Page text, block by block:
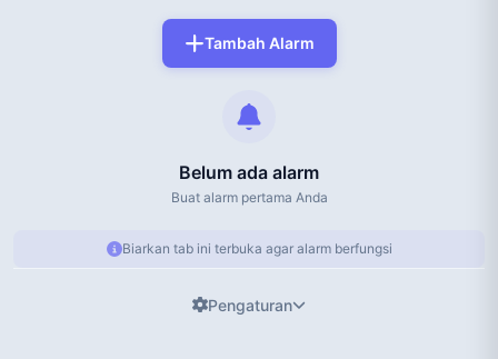
Tambah Alarm
Belum ada alarm
Buat alarm pertama Anda
Biarkan tab ini terbuka agar alarm berfungsi
Pengaturan